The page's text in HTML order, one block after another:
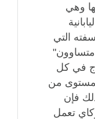
وهي
التي
متساوون"
في كل
من
فإن
تعمل